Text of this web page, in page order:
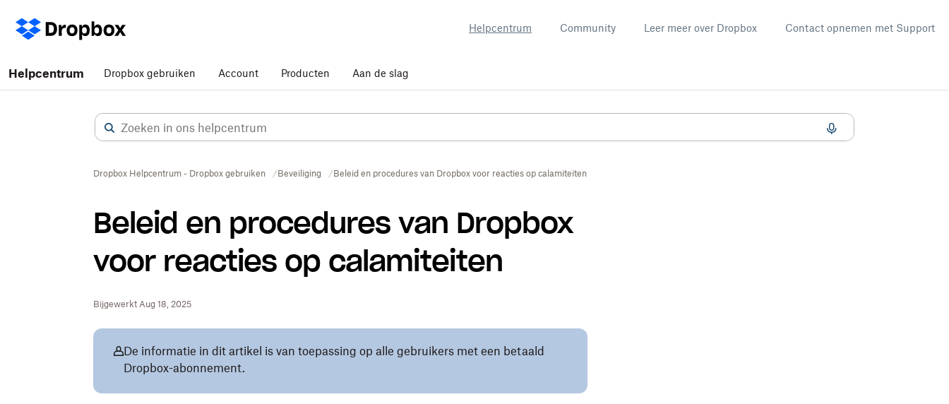
Helpcentrum Community Leer meer over Dropbox Contact opnemen met Support
Helpcentrum Dropbox gebruiken Account Producten Aan de slag
Dropbox Helpcentrum - Dropbox gebruiken Beveiliging Beleid en procedures van Dropbox voor reacties op calamiteiten
Beleid en procedures van Dropbox
voor reacties op calamiteiten
Bijgewerkt Aug 18, 2025
De informatie in dit artikel is van toepassing op alle gebruikers met een betaald
Dropbox-abonnement.